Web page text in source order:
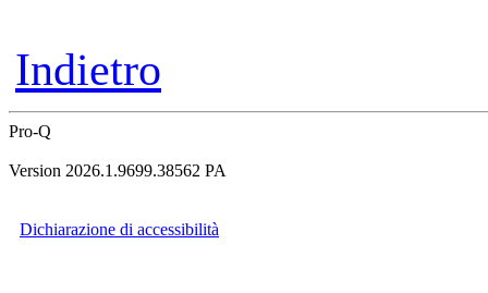
Indietro
Pro-Q
Version 2026.1.9699.38562 PA
Dichiarazione di accessibilità